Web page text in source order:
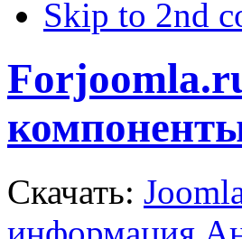
Skip to 2nd
Скачать: